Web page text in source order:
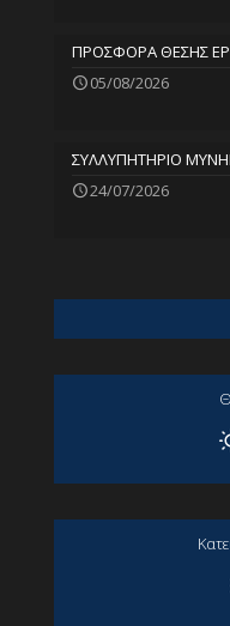
ΠΡΟΣΦΟΡΑ ΘΕΣΗΣ
05/08/2026
ΣΥΛΛΥΠΗΤΗΡΙΟ
24/07/2026